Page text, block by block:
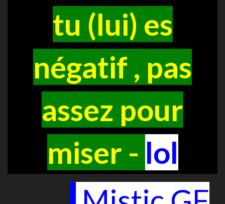
tu (lui) es
négatif , pas
assez pour
miser - lol